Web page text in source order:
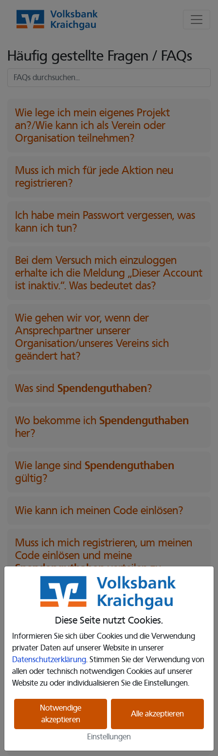
Seite
Diese Seite nutzt Cookies.
Informieren Sie sich über Cookies und die Verwendung
privater Daten auf unserer Website in unserer
Datenschutzerklärung. Stimmen Sie der Verwendung von
allen oder technisch notwendigen Cookies auf unserer
Website zu oder individualisieren Sie die Einstellungen.
Notwendige
akzeptieren
Alle akzeptieren
Einstellungen
Klicken Sie, um die Navigation zu überspringen und zum
Häufig gestellte Fragen / FAQs
Fragen und Antworten durchsuchen
Wie lege ich mein eigenes Projekt
an?/Wie kann ich als Verein oder
Organisation teilnehmen?
Muss ich mich für jede Aktion neu
registrieren?
Ich habe mein Passwort vergessen, was
kann ich tun?
Bei dem Versuch mich einzuloggen
erhalte ich die Meldung „Dieser Account
ist inaktiv.“. Was bedeutet das?
Wie gehen wir vor, wenn der
Ansprechpartner unserer
Organisation/unseres Vereins sich
geändert hat?
Was sind Spendenguthaben?
Wo bekomme ich Spendenguthaben
her?
Wie lange sind Spendenguthaben
gültig?
Wie kann ich meinen Code einlösen?
Muss ich mich registrieren, um meinen
Code einlösen und meine
Spendenguthabenverteilen zu
können?
Was passiert, wenn ich einen Code
eingelöst habe?
Kann ich als anonymer Nutzer
Spendenguthabensammeln?
Ich habe einen Code eingelöst aber die
Spendenguthaben
nicht verteilt. Was
passiert mit den nicht verteilten
Spendenguthaben?